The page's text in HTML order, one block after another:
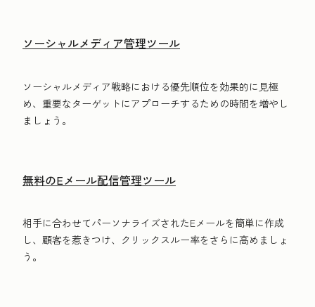
ソーシャルメディア管理ツール
ソーシャルメディア戦略における優先順位を効果的に見極
め、重要なターゲットにアプローチするための時間を増やし
ましょう。
無料のEメール配信管理ツール
相手に合わせてパーソナライズされたEメールを簡単に作成
し、顧客を惹きつけ、クリックスルー率をさらに高めましょ
う。